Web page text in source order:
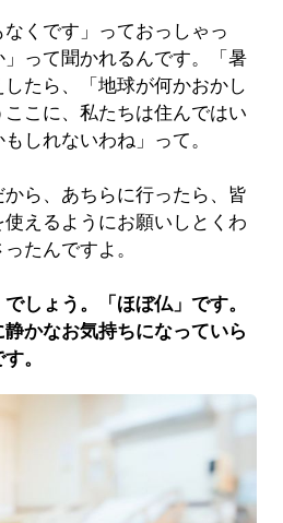
くです」っておっしゃっ
って聞かれるんです。「暑
たら、「地球が何かおかし
こに、私たちは住んではい
しれないわね」って。
から、あちらに行ったら、皆
えるようにお願いしとくわ
たんですよ。
しょう。「ほぼ仏」です。
かなお気持ちになっていら
。